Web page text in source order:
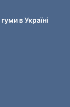
в Україні